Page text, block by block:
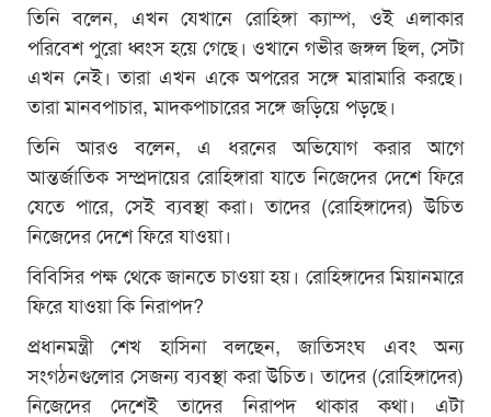
তিনি বলেন, এখন যেখানে রোহিঙ্গা ক্যাম্প, ওই এলাকার
পরিবেশ পুরো ধ্বংস হয়ে গেছে। ওখানে গভীর জঙ্গল ছিল, সেটা
এখন নেই। তারা এখন একে অপরের সঙ্গে মারামারি করছে।
তারা মানবপাচার, মাদকপাচারের সঙ্গে জড়িয়ে পড়ছে।
তিনি আরও বলেন, এ ধরনের অভিযোগ করার আগে
আন্তর্জাতিক সম্প্রদায়ের রোহিঙ্গারা যাতে নিজেদের দেশে ফিরে
যেতে পারে, সেই ব্যবস্থা করা। তাদের (রোহিঙ্গাদের) উচিত
নিজেদের দেশে ফিরে যাওয়া।
বিবিসির পক্ষ থেকে জানতে চাওয়া হয়। রোহিঙ্গাদের মিয়ানমারে
ফিরে যাওয়া কি নিরাপদ?
প্রধানমন্ত্রী শেখ হাসিনা বলছেন, জাতিসংঘ এবং অন্য
সংগঠনগুলোর সেজন্য ব্যবস্থা করা উচিত। তাদের (রোহিঙ্গাদের)
নিজেদের দেশেই তাদের নিরাপদ থাকার কথা। এটা